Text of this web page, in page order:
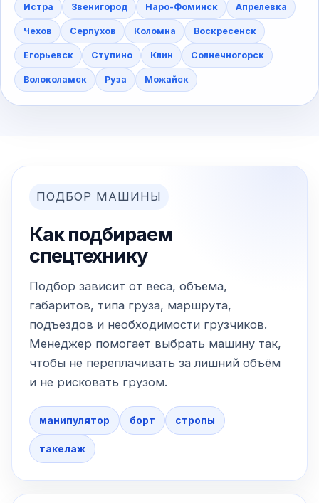
Истра Звенигород Наро-Фоминск Апрелевка
Чехов Серпухов Коломна Воскресенск
Егорьевск Ступино Клин Солнечногорск
Волоколамск Руза Можайск
ПОДБОР МАШИНЫ
Как подбираем
спецтехнику
Подбор зависит от веса, объёма,
габаритов, типа груза, маршрута,
подъездов и необходимости грузчиков.
Менеджер помогает выбрать машину так,
чтобы не переплачивать за лишний объём
и не рисковать грузом.
манипулятор борт стропы
такелаж